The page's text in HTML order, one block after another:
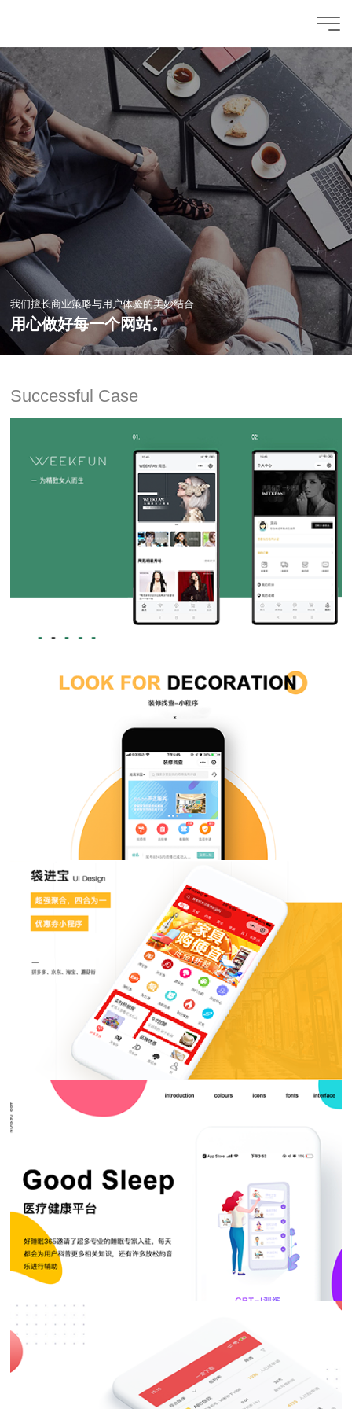
我们擅长商业策略与用户体验的美妙结合
用心做好每一个网站。
Successful Case